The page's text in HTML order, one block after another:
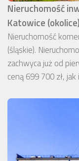
Nieruchomość
Katowice (okolice)
Nieruchomość
(śląskie).
zachwyca już od
ceną 699 700 zł,